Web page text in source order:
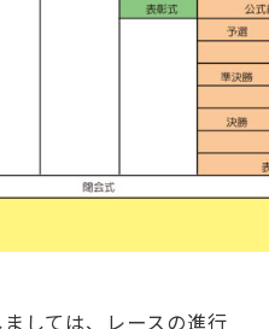
しては、レースの進行